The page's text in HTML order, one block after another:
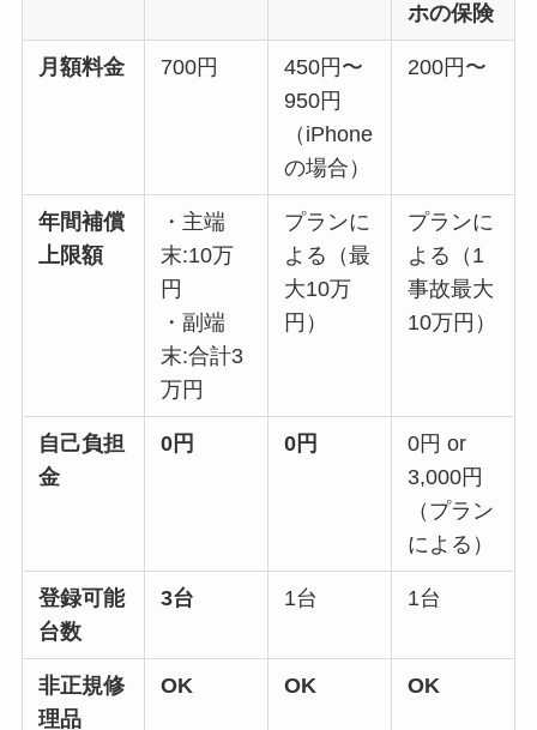
ホの保険
月額料金 700円
450円〜
950円
（iPhone
の場合）
200円〜
年間補償
上限額
・主端
末:10万
円
・副端
末:合計3
万円
プランに
よる（最
大10万
円）
プランに
よる（1
事故最大
10万円）
自己負担
金
0円 0円
0円 or
3,000円
（プラン
による）
登録可能
台数
3台 1台 1台
非正規修
理品
OK OK OK